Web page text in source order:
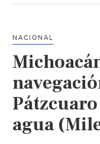
NACIONAL
agua